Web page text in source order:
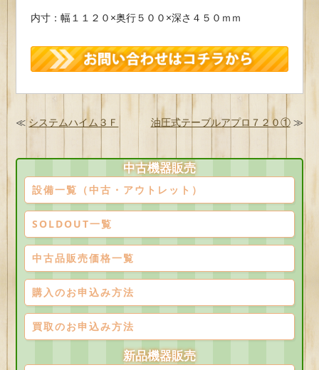
内寸：幅１１２０×奥行５００×深さ４５０ｍｍ
≪システムハイム３Ｆ 油圧式テーブルアプロ７２０①≫
中古機器販売
設備一覧（中古・アウトレット）
SOLDOUT一覧
中古品販売価格一覧
購入のお申込み方法
買取のお申込み方法
新品機器販売